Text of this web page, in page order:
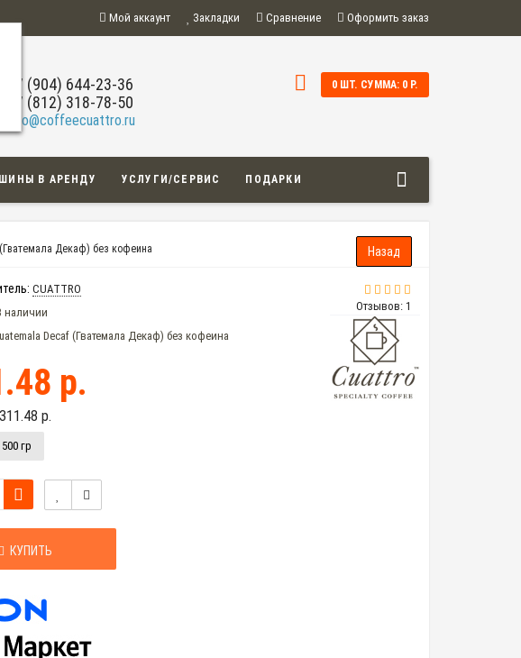
Мой аккаунт Закладки Сравнение Оформить заказ
+7 (904) 644-23-36
+7 (812) 318-78-50
info@coffeecuattro.ru
0 ШТ. СУММА: 0 Р.
В АРЕНДУ УСЛУГИ/СЕРВИС ПОДАРКИ
Декаф) без кофеина
Отзывов: 1
CUATTRO
наличии
Decaf (Гватемала Декаф) без кофеина
р.
р.
500 гр
КУПИТЬ